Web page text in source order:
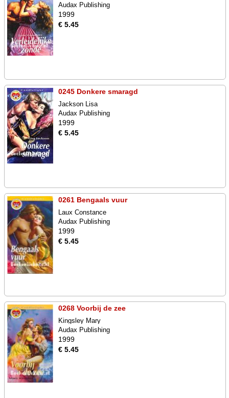
Audax Publishing
1999
€ 5.45
0245 Donkere smaragd
Jackson Lisa
Audax Publishing
1999
€ 5.45
0261 Bengaals vuur
Laux Constance
Audax Publishing
1999
€ 5.45
0268 Voorbij de zee
Kingsley Mary
Audax Publishing
1999
€ 5.45